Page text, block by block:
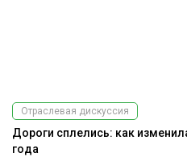
Отраслевая дискуссия
Дороги сплелись: как
года